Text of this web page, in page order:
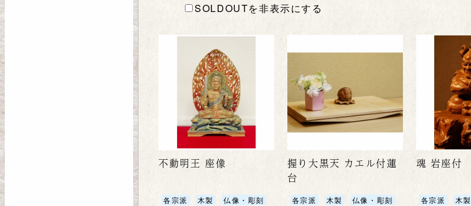
SOLDOUTを非表示にする
不動明王 座像
各宗派 木製 仏像・彫刻
握り大黒天 カエル付蓮
台
各宗派 木製 仏像・彫刻
魂 岩座付
各宗派 木製